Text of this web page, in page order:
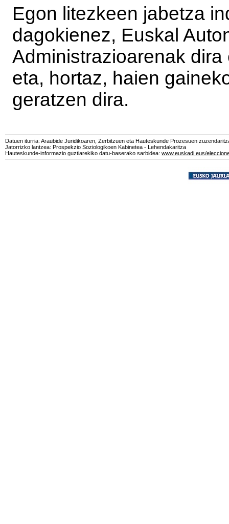
Egon litezkeen jabetza
dagokienez, Euskal
Administrazioarenak
eta, hortaz, haien
geratzen dira.
Datuen iturria: Araubide Juridikoaren, Zerbitzuen eta Hauteskunde Prozesuen
Jatorrizko lantzea: Prospekzio Soziologikoen Kabinetea - Lehendakaritza
Hauteskunde-informazio guztiarekiko datu-baserako sarbidea: www.euskadi.eus/